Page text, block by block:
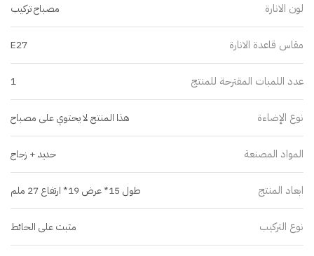
لون الانارة مصباح تركيب
مقاس قاعدة الانارة E27
عدد اللمبات المقترحة للمنتج 1
نوع الإضاءة هذا المنتج لا يحتوي على مصباح
المواد المصنعة حديد + زجاج
ابعاد المنتج طول 15* عرض 19* ارتفاع 27 ملم
نوع التركيب مثبت على الحائط